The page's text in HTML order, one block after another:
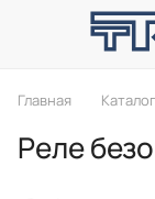
Главная Каталог
Реле